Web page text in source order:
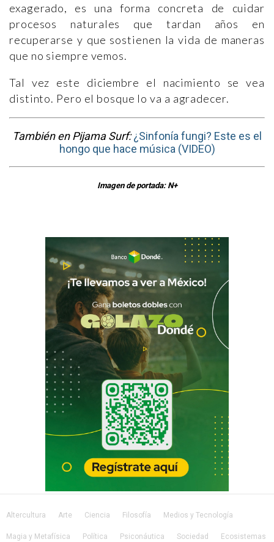
exagerado, es una forma concreta de cuidar
procesos naturales que tardan años en
recuperarse y que sostienen la vida de maneras
que no siempre vemos.
Tal vez este diciembre el nacimiento se vea
distinto. Pero el bosque lo va a agradecer.
También en Pijama Surf:¿Sinfonía fungi? Este es el
hongo que hace música (VIDEO)
Imagen de portada: N+
Altercultura Arte Ciencia Filosofía Medios y Tecnología
Magia y Metafísica Política Psiconáutica Sociedad Ecosistemas